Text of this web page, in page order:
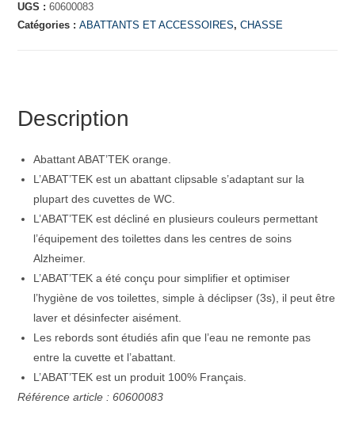
UGS :60600083
Catégories :ABATTANTS ET ACCESSOIRES,CHASSE
Description
Abattant ABAT’TEK orange.
L’ABAT’TEK est un abattant clipsable s’adaptant sur la
plupart des cuvettes de WC.
L’ABAT’TEK est décliné en plusieurs couleurs permettant
l’équipement des toilettes dans les centres de soins
Alzheimer.
L’ABAT’TEK a été conçu pour simplifier et optimiser
l’hygiène de vos toilettes, simple à déclipser (3s), il peut être
laver et désinfecter aisément.
Les rebords sont étudiés afin que l’eau ne remonte pas
entre la cuvette et l’abattant.
L’ABAT’TEK est un produit 100% Français.
Référence article : 60600083